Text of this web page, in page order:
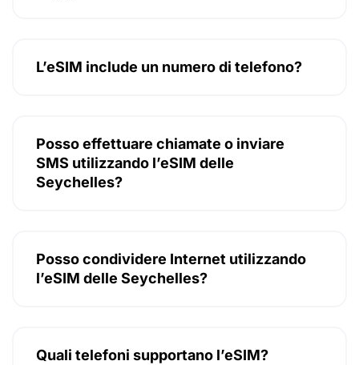
L’eSIM include un numero di telefono?
Posso effettuare chiamate o inviare
SMS utilizzando l’eSIM delle
Seychelles?
Posso condividere Internet utilizzando
l’eSIM delle Seychelles?
Quali telefoni supportano l’eSIM?